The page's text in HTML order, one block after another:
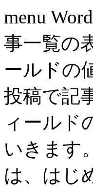
menu
事一覧の
ールドの
投稿で記
ィールド
いきます
は、はじ